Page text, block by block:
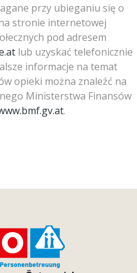
przy ubieganiu się o
stronie internetowej
pod adresem
lub uzyskać telefonicznie
informacje na temat
opieki można znaleźć na
Ministerstwa Finansów
.